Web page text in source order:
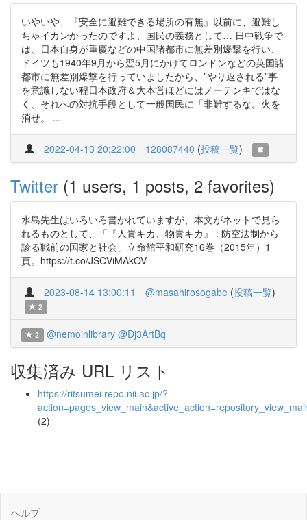
いやいや、『安全に避難できる場所の有無』以前に、避難し
ちゃイカンかったのですよ、国民の義務として… 日中戦争で
は、日本自身が重慶などの中国諸都市に無差別爆撃を行い、
ドイツも1940年9月から翌5月にかけてロンドンなどの英国諸
都市に無差別爆撃を行っていましたから、”やり返される”事
を意識しない程日本政府＆大本営ほどにはノーテンキではな
く、それへの対抗手段として一般国民に「非難するな。火を
消せ。 ...
2022-04-13 20:22:00 128087440 (投稿一覧)
Twitter (1 users, 1 posts, 2 favorites)
水島先生はいろいろ書かれていますが、本文がネットで見ら
れるものとして、「『人貴キカ、物貴キカ』 : 防空法制から
診る戦前の国家と社会」立命館平和研究16巻（2015年）1
頁。https://t.co/JSCViMAkOV
2023-08-14 13:00:11 @masahirosogabe (投稿一覧)
2
2 @nemoinlibrary @Dj3ArtBq
収集済み URL リスト
https://ritsumei.repo.nii.ac.jp/?
(2)
ヘルプ